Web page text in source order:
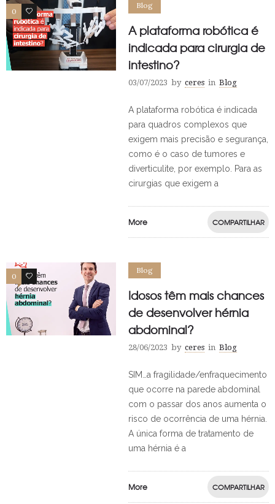
0 0
Blog
A plataforma robótica é
indicada para cirurgia de
intestino?
03/07/2023 by ceres in Blog
A plataforma robótica é indicada
para quadros complexos que
exigem mais precisão e segurança,
como é o caso de tumores e
diverticulite, por exemplo. Para as
cirurgias que exigem a
More COMPARTILHAR
0 0
Blog
Idosos têm mais chances
de desenvolver hérnia
abdominal?
28/06/2023 by ceres in Blog
SIM…a fragilidade/enfraquecimento
que ocorre na parede abdominal
com o passar dos anos aumenta o
risco de ocorrência de uma hérnia.
A única forma de tratamento de
uma hérnia é a
More COMPARTILHAR